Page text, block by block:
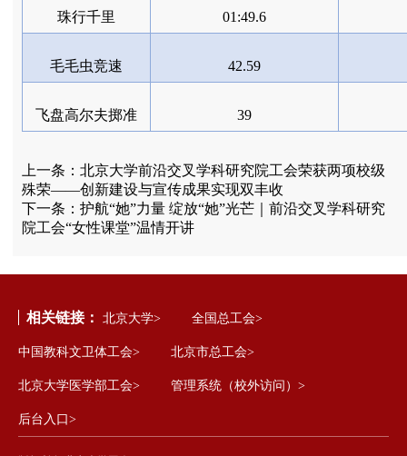
珠行千里 01:49.6
毛毛虫竞速 42.59
飞盘高尔夫掷准 39
上一条： 北京大学前沿交叉学科研究院工会荣获两项校级
殊荣——创新建设与宣传成果实现双丰收
下一条： 护航“她”力量 绽放“她”光芒｜前沿交叉学科研究
院工会“女性课堂”温情开讲
相关链接： 北京大学> 全国总工会>
中国教科文卫体工会> 北京市总工会>
北京大学医学部工会> 管理系统（校外访问）>
后台入口>